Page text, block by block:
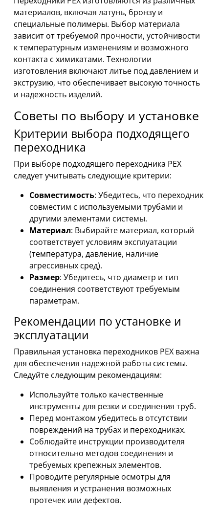
материалов, включая латунь, бронзу и
специальные полимеры. Выбор материала
зависит от требуемой прочности, устойчивости
к температурным изменениям и возможного
контакта с химикатами. Технологии
изготовления включают литье под давлением и
экструзию, что обеспечивает высокую точность
и надежность изделий.
Советы по выбору и установке
Критерии выбора подходящего
переходника
При выборе подходящего переходника PEX
следует учитывать следующие критерии:
Совместимость: Убедитесь, что переходник
совместим с используемыми трубами и
другими элементами системы.
Материал: Выбирайте материал, который
соответствует условиям эксплуатации
(температура, давление, наличие
агрессивных сред).
Размер: Убедитесь, что диаметр и тип
соединения соответствуют требуемым
параметрам.
Рекомендации по установке и
эксплуатации
Правильная установка переходников PEX важна
для обеспечения надежной работы системы.
Следуйте следующим рекомендациям:
Используйте только качественные
инструменты для резки и соединения труб.
Перед монтажом убедитесь в отсутствии
повреждений на трубах и переходниках.
Соблюдайте инструкции производителя
относительно методов соединения и
требуемых крепежных элементов.
Проводите регулярные осмотры для
выявления и устранения возможных
протечек или дефектов.